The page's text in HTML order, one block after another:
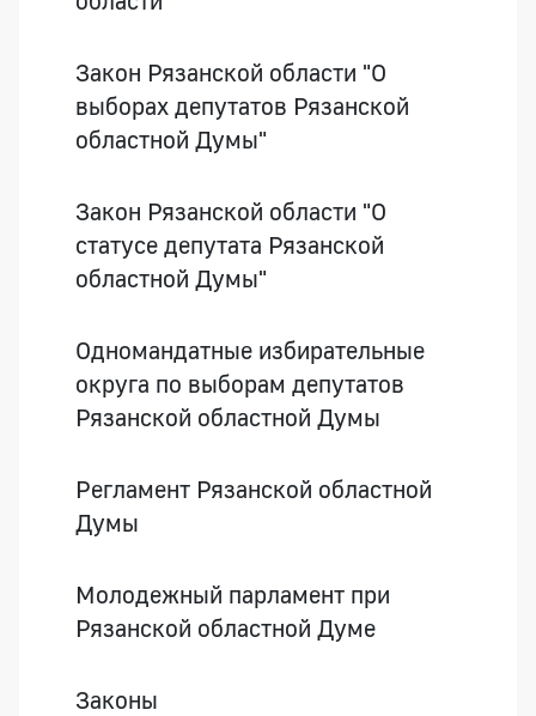
Закон Рязанской области "О
выборах депутатов Рязанской
областной Думы"
Закон Рязанской области "О
статусе депутата Рязанской
областной Думы"
Одномандатные избирательные
округа по выборам депутатов
Рязанской областной Думы
Регламент Рязанской областной
Думы
Молодежный парламент при
Рязанской областной Думе
Законы